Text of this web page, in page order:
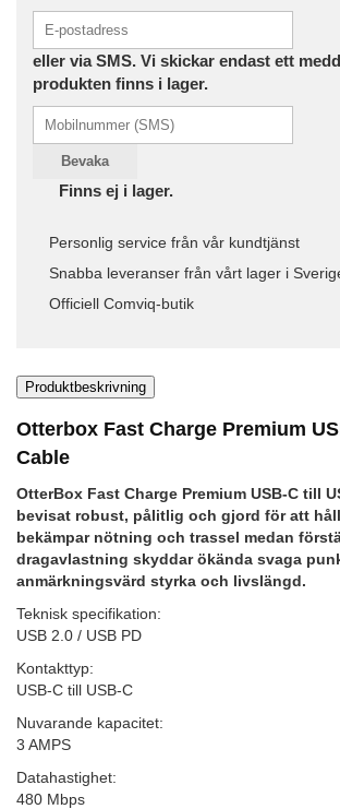
eller via SMS. Vi skickar endast ett
produkten finns i lager.
Bevaka
Finns ej i lager.
Personlig service från vår kundtjänst
Snabba leveranser från vårt lager i
Officiell Comviq-butik
Produktbeskrivning
Otterbox Fast Charge Premium
Cable
OtterBox Fast Charge Premium USB-C till
bevisat robust, pålitlig och gjord för att
bekämpar nötning och trassel medan
dragavlastning skyddar ökända svaga
anmärkningsvärd styrka och livslängd.
Teknisk specifikation:
USB 2.0 / USB PD
Kontakttyp:
USB-C till USB-C
Nuvarande kapacitet:
3 AMPS
Datahastighet:
480 Mbps